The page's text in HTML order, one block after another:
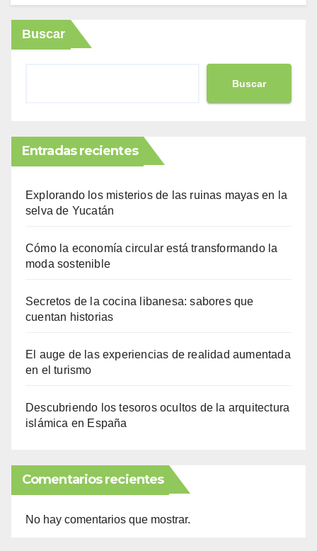
Buscar
Buscar
Entradas recientes
Explorando los misterios de las ruinas mayas en la
selva de Yucatán
Cómo la economía circular está transformando la
moda sostenible
Secretos de la cocina libanesa: sabores que
cuentan historias
El auge de las experiencias de realidad aumentada
en el turismo
Descubriendo los tesoros ocultos de la arquitectura
islámica en España
Comentarios recientes
No hay comentarios que mostrar.